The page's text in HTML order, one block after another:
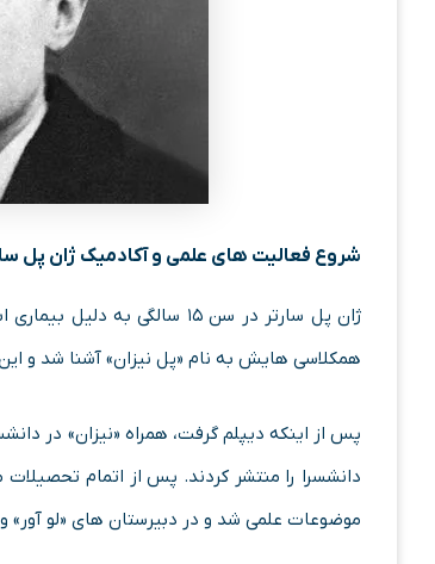
شروع فعالیت ‌های علمی و آکادمیک ژان پل
ژان پل سارتر در سن ۱۵
همکلاسی‌ هایش به نام «پل نیزان» آشنا شد و
پس از اینکه دیپلم گرفت، همراه «نیزان» در
دانشسرا را منتشر کردند. پس از اتمام
موضوعات علمی شد و در دبیرستان‌ های «لو